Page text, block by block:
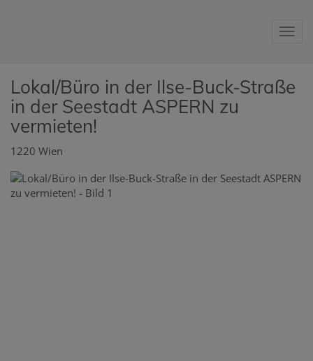
Lokal/Büro in der Ilse-Buck-Straße
in der Seestadt ASPERN zu
vermieten!
1220 Wien